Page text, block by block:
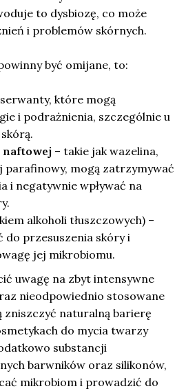
to dysbiozę, co może
i problemów skórnych.
być omijane, to:
które mogą
i podrażnienia, szczególnie u
naftowej – takie jak wazelina,
parafinowy, mogą zatrzymywać
i negatywnie wpływać na
alkoholi tłuszczowych) –
do przesuszenia skóry i
jej mikrobiomu.
uwagę na zbyt intensywne
nieodpowiednio stosowane
naturalną barierę
do mycia twarzy
substancji
barwników oraz silikonów,
mikrobiom i prowadzić do